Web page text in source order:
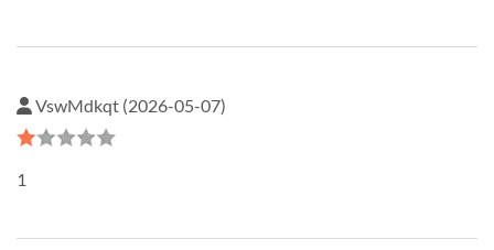
VswMdkqt (2026-05-07)
1